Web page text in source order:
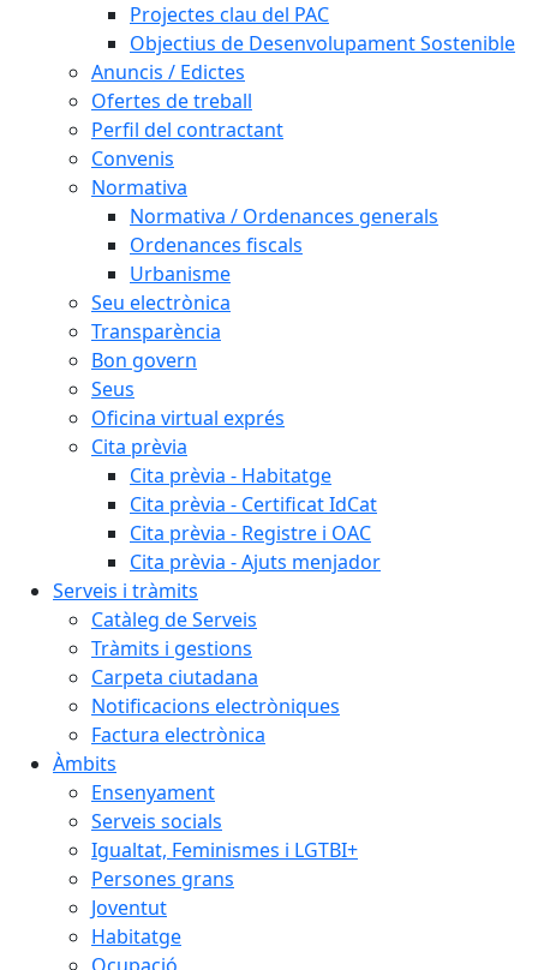
Projectes clau del PAC
Objectius de Desenvolupament Sostenible
Anuncis / Edictes
Ofertes de treball
Perfil del contractant
Convenis
Normativa
Normativa / Ordenances generals
Ordenances fiscals
Urbanisme
Seu electrònica
Transparència
Bon govern
Seus
Oficina virtual exprés
Cita prèvia
Cita prèvia - Habitatge
Cita prèvia - Certificat IdCat
Cita prèvia - Registre i OAC
Cita prèvia - Ajuts menjador
Serveis i tràmits
Catàleg de Serveis
Tràmits i gestions
Carpeta ciutadana
Notificacions electròniques
Factura electrònica
Àmbits
Ensenyament
Serveis socials
Igualtat, Feminismes i LGTBI+
Persones grans
Joventut
Habitatge